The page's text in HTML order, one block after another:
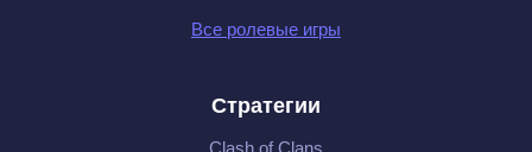
Все ролевые игры
Стратегии
Clash of Clans